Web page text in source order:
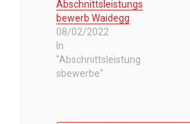
Abschnittsleistungs
bewerb Waidegg
08/02/2022
In
"Abschnittsleistung
sbewerbe"